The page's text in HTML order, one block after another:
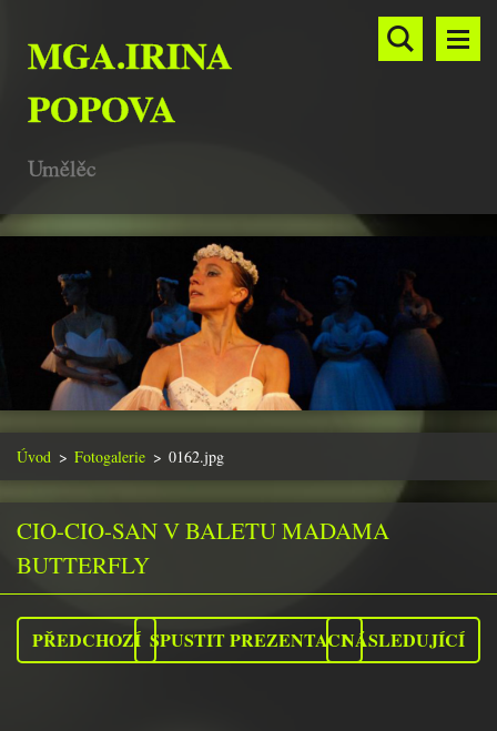
MGA.IRINA
POPOVA
Umělěc
Úvod > Fotogalerie > 0162.jpg
CIO-CIO-SAN V BALETU MADAMA
BUTTERFLY
PŘEDCHOZÍ SPUSTIT PREZENTACINÁSLEDUJÍCÍ